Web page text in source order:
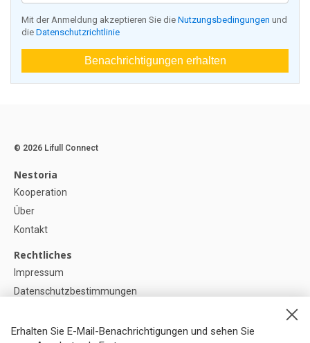
Mit der Anmeldung akzeptieren Sie die Nutzungsbedingungen und
die Datenschutzrichtlinie
Benachrichtigungen erhalten
Erhalten Sie E-Mail-Benachrichtigungen und sehen Sie
© 2026 Lifull Connect
Nestoria
Kooperation
Über
Kontakt
Rechtliches
Impressum
Datenschutzbestimmungen
Cookie-Einstellunge